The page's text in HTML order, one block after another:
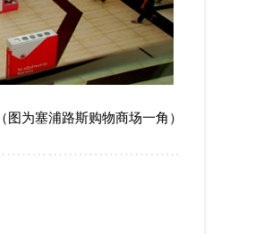
（图为塞浦路斯购物商场一角）